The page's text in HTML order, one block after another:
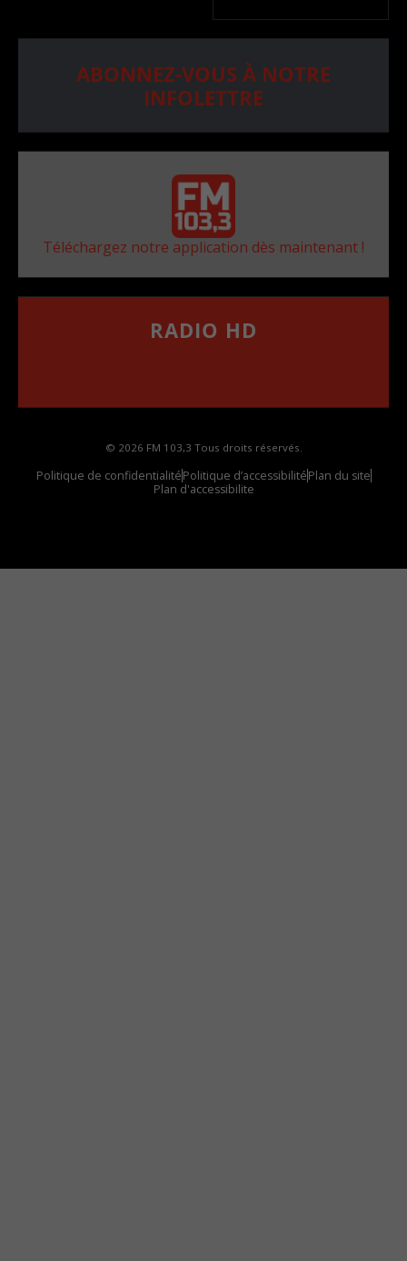
ABONNEZ-VOUS À NOTRE
INFOLETTRE
Téléchargez notre application dès maintenant !
RADIO HD
© 2026 FM 103,3 Tous droits réservés.
Politique de confidentialitéPolitique d’accessibilitéPlan du site
Plan d'accessibilite